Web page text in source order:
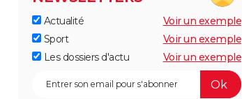
Actualité
Voir un exemple
Sport
Voir un exemple
Les dossiers d'actu
Voir un exemple